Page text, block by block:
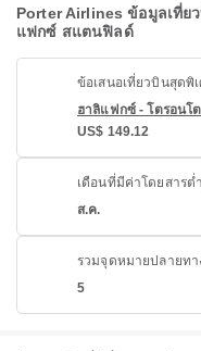
Porter Airlines ข้อมูลเที่ย
แฟกซ์ สแตนฟิลด์
ข้อเสนอเที่ยวบินสุดพิ
ฮาลิแฟกซ์ - โตรอนโต
US$ 149.12
เดือนที่มีค่าโดยสารต่
ส.ค.
รวมจุดหมายปลายทา
5